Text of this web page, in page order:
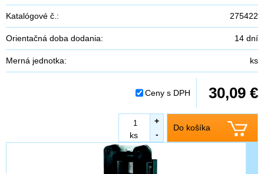
Katalógové č.: 275422
Orientačná doba dodania: 14 dní
Merná jednotka: ks
Ceny s DPH 30,09 €
Do košíka
-
ks
+